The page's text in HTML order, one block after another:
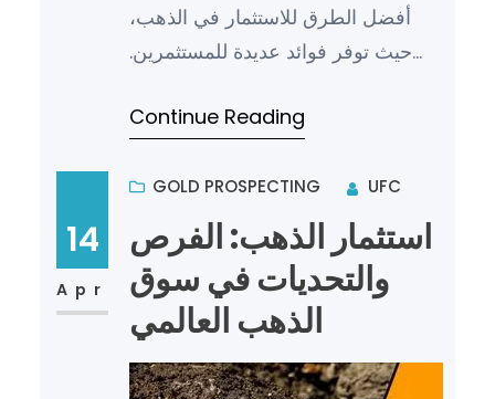
أفضل الطرق للاستثمار في الذهب،
حيث توفر فوائد عديدة للمستثمرين.
الأفراد والمستثمرين…
Continue Reading
14
Apr
GOLD PROSPECTING UFC
استثمار الذهب: الفرص
والتحديات في سوق
الذهب العالمي